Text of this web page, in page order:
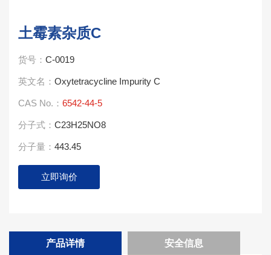
土霉素杂质C
货号： C-0019
英文名： Oxytetracycline Impurity C
CAS No.： 6542-44-5
分子式： C23H25NO8
分子量： 443.45
立即询价
产品详情 安全信息